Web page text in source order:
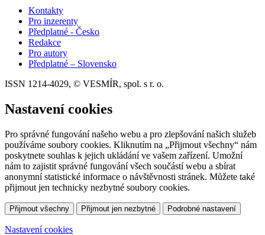
Kontakty
Pro inzerenty
Předplatné - Česko
Redakce
Pro autory
Předplatné – Slovensko
ISSN 1214-4029, © VESMÍR, spol. s r. o.
Nastavení cookies
Pro správné fungování našeho webu a pro zlepšování našich služeb
používáme soubory cookies. Kliknutím na „Přijmout všechny“ nám
poskytnete souhlas k jejich ukládání ve vašem zařízení. Umožní
nám to zajistit správné fungování všech součástí webu a sbírat
anonymní statistické informace o návštěvnosti stránek. Můžete také
přijmout jen technicky nezbytné soubory cookies.
Přijmout všechny Přijmout jen nezbytné Podrobné nastavení
Nastavení cookies